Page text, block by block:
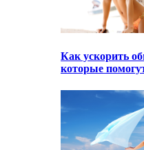
Как ускорить
которые